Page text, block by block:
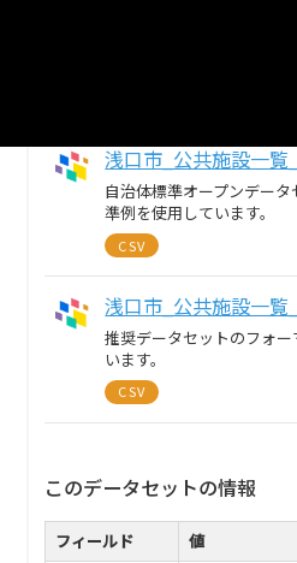
浅口市_公共施設一覧
自治体標準オープンデー
準例を使用しています。
CSV
浅口市_公共施設一覧
推奨データセットのフォ
います。
CSV
このデータセットの情報
フィールド
値